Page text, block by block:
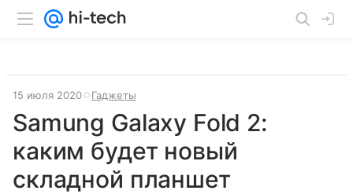
15 июля 2020 Гаджеты
Samung Galaxy Fold 2:
каким будет новый
складной планшет